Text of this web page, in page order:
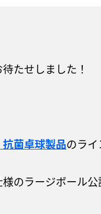
たせしました！
菌卓球製品のライ
のラージボール